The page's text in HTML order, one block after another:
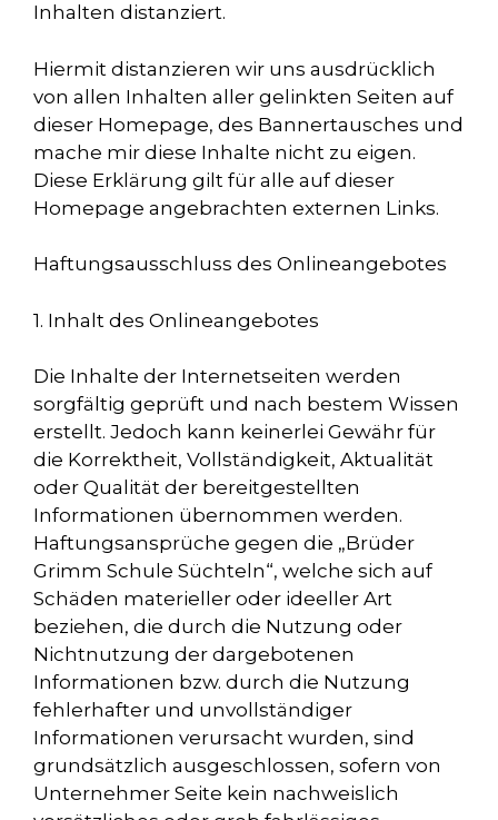
Inhalten distanziert.
Hiermit distanzieren wir uns ausdrücklich
von allen Inhalten aller gelinkten Seiten auf
dieser Homepage, des Bannertausches und
mache mir diese Inhalte nicht zu eigen.
Diese Erklärung gilt für alle auf dieser
Homepage angebrachten externen Links.
Haftungsausschluss des Onlineangebotes
1. Inhalt des Onlineangebotes
Die Inhalte der Internetseiten werden
sorgfältig geprüft und nach bestem Wissen
erstellt. Jedoch kann keinerlei Gewähr für
die Korrektheit, Vollständigkeit, Aktualität
oder Qualität der bereitgestellten
Informationen übernommen werden.
Haftungsansprüche gegen die „Brüder
Grimm Schule Süchteln“, welche sich auf
Schäden materieller oder ideeller Art
beziehen, die durch die Nutzung oder
Nichtnutzung der dargebotenen
Informationen bzw. durch die Nutzung
fehlerhafter und unvollständiger
Informationen verursacht wurden, sind
grundsätzlich ausgeschlossen, sofern von
Unternehmer Seite kein nachweislich